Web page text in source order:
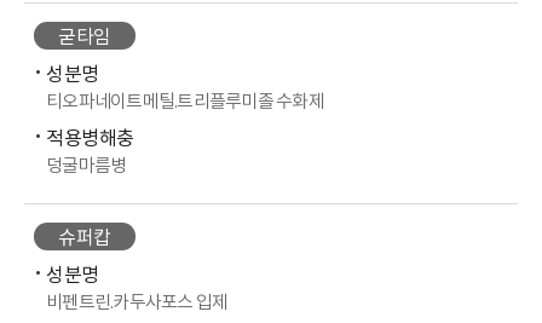
굳타임
성분명
티오파네이트메틸.트리플루미졸 수화제
적용병해충
덩굴마름병
슈퍼캅
성분명
비펜트린.카두사포스 입제